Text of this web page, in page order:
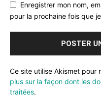
Enregistrer mon nom,
pour la prochaine fois que
Ce site utilise Akismet pour
plus sur la façon dont les
traitées.